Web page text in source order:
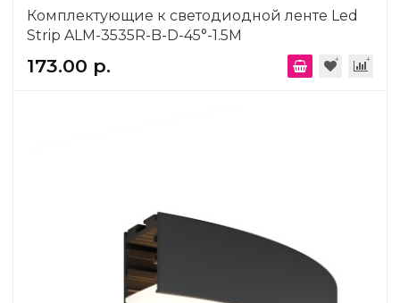
Комплектующие к светодиодной ленте Led
Strip ALM-3535R-B-D-45°-1.5M
173.00 р.